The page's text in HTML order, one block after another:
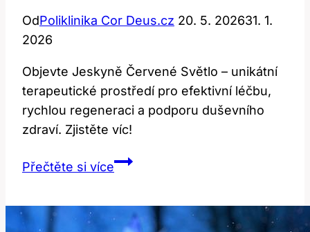
OdPoliklinika Cor Deus.cz 20. 5. 202631. 1.
2026
Objevte Jeskyně Červené Světlo – unikátní
terapeutické prostředí pro efektivní léčbu,
rychlou regeneraci a podporu duševního
zdraví. Zjistěte víc!
Přečtěte si víceJeskyně
Terapeutické